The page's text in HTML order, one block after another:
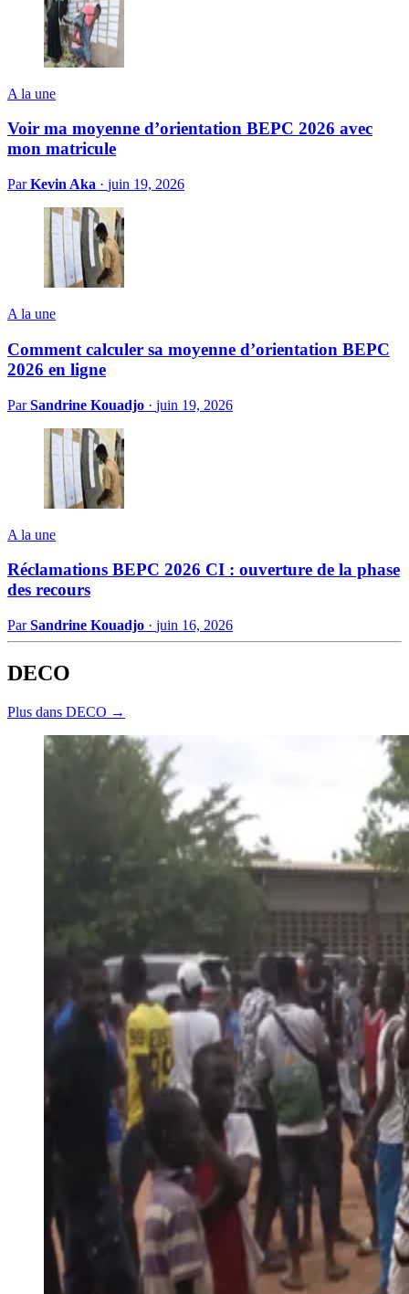
A la une
Voir ma moyenne d’orientation BEPC 2026 avec
mon matricule
ParKevin Aka · juin 19, 2026
A la une
Comment calculer sa moyenne d’orientation BEPC
2026 en ligne
ParSandrine Kouadjo · juin 19, 2026
A la une
Réclamations BEPC 2026 CI : ouverture de la phase
des recours
ParSandrine Kouadjo · juin 16, 2026
DECO
Plus dans DECO →